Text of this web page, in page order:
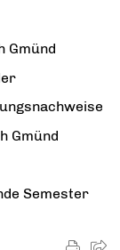
Gmünd
Gmünd
Semester